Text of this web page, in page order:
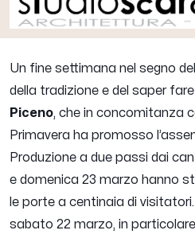
Un fine settimana nel segno
della tradizione e del saper
Piceno, che in concomitanza
Primavera ha promosso
Produzione a due passi dai
e domenica 23 marzo hanno
le porte a centinaia di visitatori.
sabato 22 marzo, in